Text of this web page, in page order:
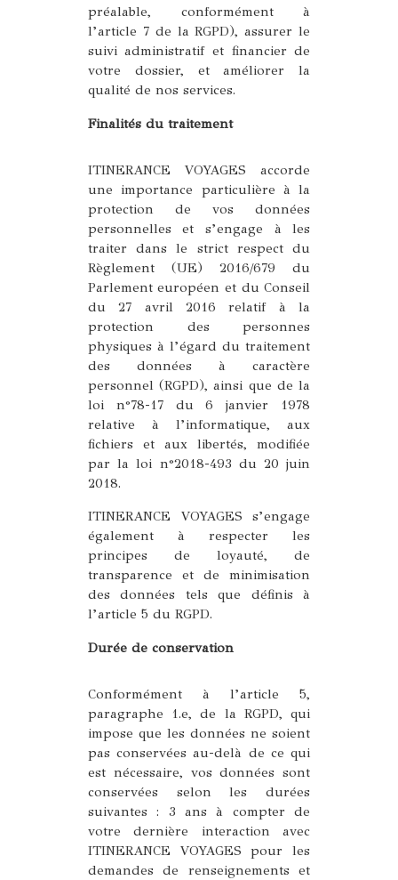
préalable, conformément à
l’article 7 de la RGPD), assurer le
suivi administratif et financier de
votre dossier, et améliorer la
qualité de nos services.
Finalités du traitement
ITINERANCE VOYAGES accorde
une importance particulière à la
protection de vos données
personnelles et s’engage à les
traiter dans le strict respect du
Règlement (UE) 2016/679 du
Parlement européen et du Conseil
du 27 avril 2016 relatif à la
protection des personnes
physiques à l’égard du traitement
des données à caractère
personnel (RGPD), ainsi que de la
loi n°78-17 du 6 janvier 1978
relative à l’informatique, aux
fichiers et aux libertés, modifiée
par la loi n°2018-493 du 20 juin
2018.
ITINERANCE VOYAGES s’engage
également à respecter les
principes de loyauté, de
transparence et de minimisation
des données tels que définis à
l’article 5 du RGPD.
Durée de conservation
Conformément à l’article 5,
paragraphe 1.e, de la RGPD, qui
impose que les données ne soient
pas conservées au-delà de ce qui
est nécessaire, vos données sont
conservées selon les durées
suivantes : 3 ans à compter de
votre dernière interaction avec
ITINERANCE VOYAGES pour les
demandes de renseignements et